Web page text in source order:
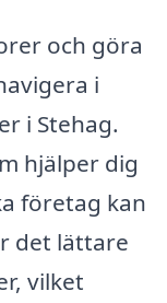
och göra
i
i Stehag.
hjälper dig
företag kan
det lättare
vilket